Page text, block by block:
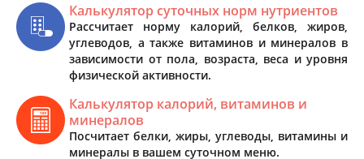
Калькулятор суточных норм нутриентов
Рассчитает норму калорий, белков, жиров,
углеводов, а также витаминов и минералов в
зависимости от пола, возраста, веса и уровня
физической активности.
Калькулятор калорий, витаминов и
минералов
Посчитает белки, жиры, углеводы, витамины и
минералы в вашем суточном меню.